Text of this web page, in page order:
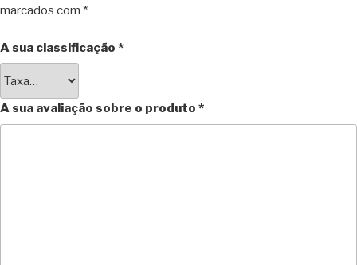
marcados com *
A sua classificação *
A sua avaliação sobre o produto *